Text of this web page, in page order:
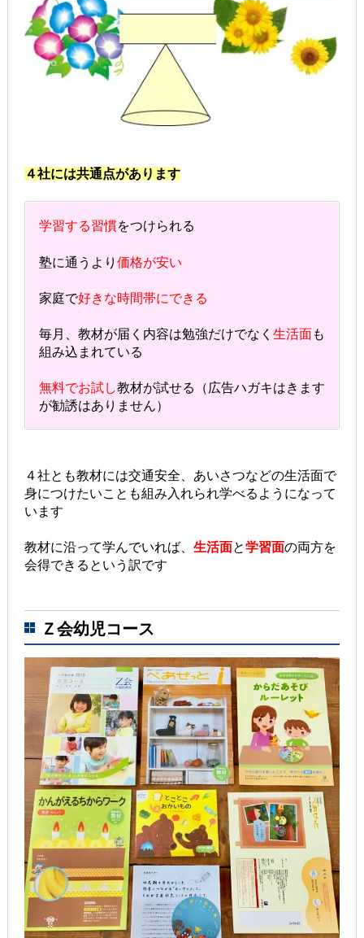
４社には共通点があります
学習する習慣をつけられる
塾に通うより 価格が安い
家庭で好きな時間帯にできる
毎月、教材が届く内容は勉強だけでなく 生活面も
組み込まれている
無料でお試し教材が試せる（広告ハガキはきます
が勧誘はありません）
４社とも教材には交通安全、あいさつなどの生活面で
身につけたいことも組み入れられ学べるようになって
います
教材に沿って学んでいれば、 生活面と学習面の両方を
会得できるという訳です
Ｚ会幼児コース